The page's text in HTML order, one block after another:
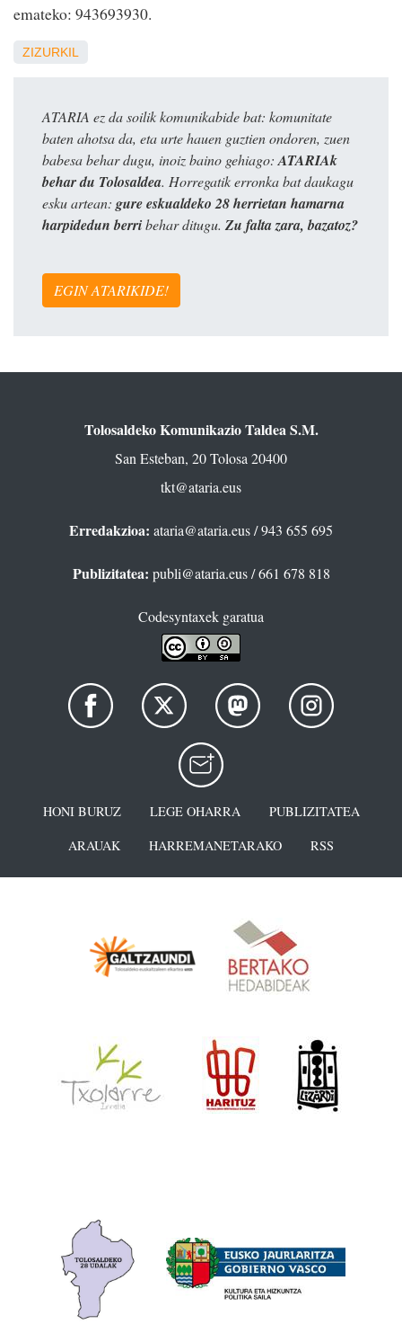
emateko: 943693930.
ZIZURKIL
ATARIA ez da soilik komunikabide bat: komunitate
baten ahotsa da, eta urte hauen guztien ondoren, zuen
babesa behar dugu, inoiz baino gehiago: ATARIAk
behar du Tolosaldea. Horregatik erronka bat daukagu
esku artean: gure eskualdeko 28 herrietan hamarna
harpidedun berribehar ditugu. Zu falta zara, bazatoz?
EGIN ATARIKIDE!
Tolosaldeko Komunikazio Taldea S.M.
San Esteban, 20 Tolosa 20400
tkt@ataria.eus
Erredakzioa: ataria@ataria.eus/ 943 655 695
Publizitatea: publi@ataria.eus/ 661 678 818
Codesyntaxek garatua
HONI BURUZ LEGE OHARRA
PUBLIZITATEA
ARAUAK
HARREMANETARAKO RSS